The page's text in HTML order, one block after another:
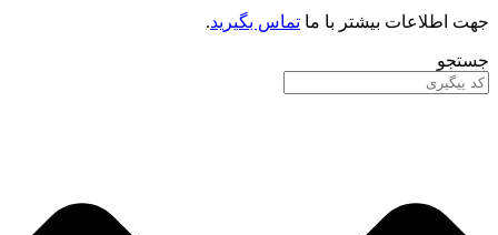
جهت اطلاعات بیشتر با ما تماس بگیرید.
جستجو